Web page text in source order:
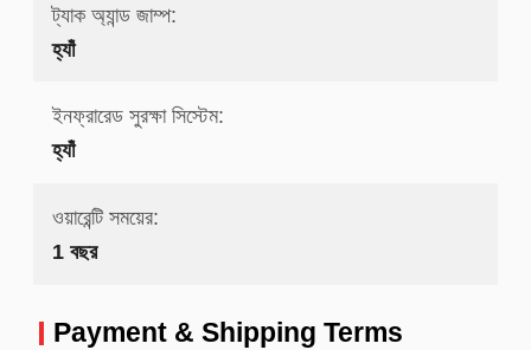
ট্যাক অ্যান্ড জাম্প:
হ্যাঁ
ইনফ্রারেড সুরক্ষা সিস্টেম:
হ্যাঁ
ওয়ারেন্টি সময়ের:
1 বছর
Payment & Shipping Terms